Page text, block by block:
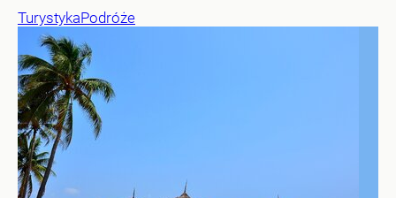
TurystykaPodróże